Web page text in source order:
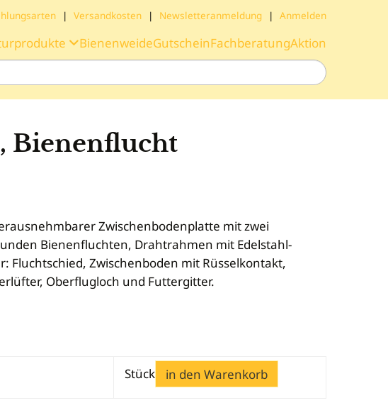
| Versandkosten | Newsletteranmeldung | Anmelden
BienenweideGutscheinFachberatungAktion
Bienenflucht
Zwischenbodenplatte mit zwei
Bienenfluchten, Drahtrahmen mit Edelstahl-
Fluchtschied, Zwischenboden mit Rüsselkontakt,
Oberflugloch und Futtergitter.
Stück in den Warenkorb